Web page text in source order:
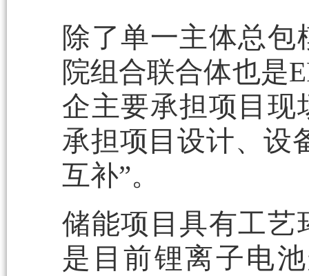
除了单一主体总
院组合联合体也是
企主要承担项目现
承担项目设计、设
互补”。
储能项目具有工艺
是目前锂离子电